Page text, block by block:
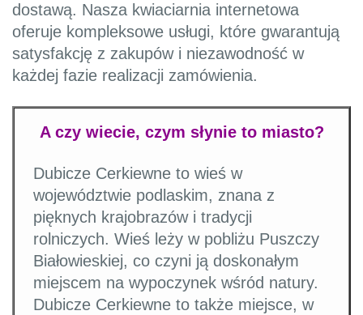
dostawą. Nasza kwiaciarnia internetowa
oferuje kompleksowe usługi, które gwarantują
satysfakcję z zakupów i niezawodność w
każdej fazie realizacji zamówienia.
A czy wiecie, czym słynie to miasto?
Dubicze Cerkiewne to wieś w
województwie podlaskim, znana z
pięknych krajobrazów i tradycji
rolniczych. Wieś leży w pobliżu Puszczy
Białowieskiej, co czyni ją doskonałym
miejscem na wypoczynek wśród natury.
Dubicze Cerkiewne to także miejsce, w